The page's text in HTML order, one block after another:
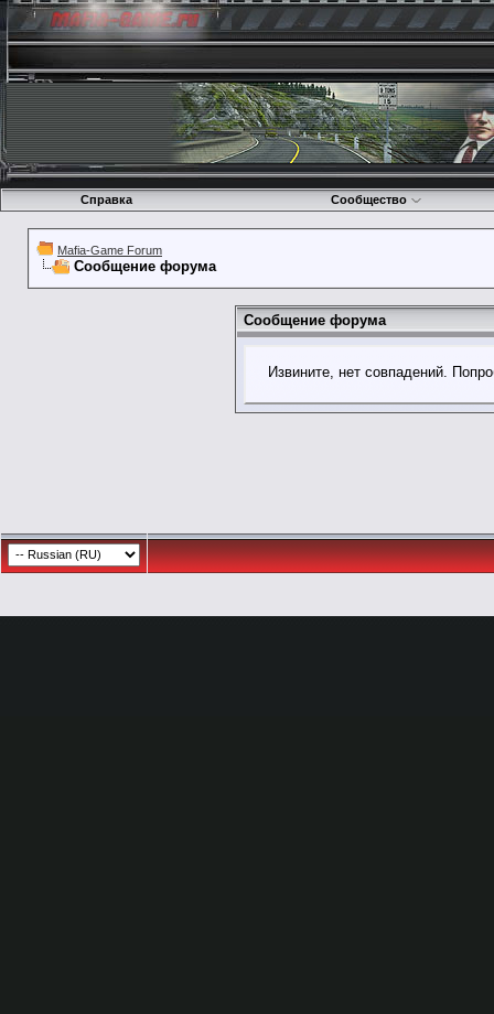
Справка Сообщество
Mafia-Game Forum
Сообщение форума
Сообщение форума
Извините, нет совпадений.